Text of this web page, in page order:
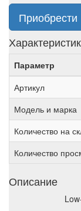
Приобрести
Параметр
Артикул
Модель и марка
Количество на
Количество
Описание